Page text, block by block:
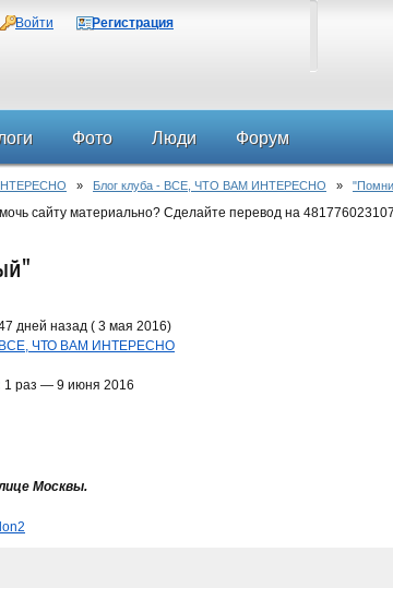
Войти Регистрация
Фото Люди Форум
» Блог клуба - ВСЕ, ЧТО ВАМ ИНТЕРЕСНО »
сайту материально? Сделайте перевод на
дней назад ( 3 мая 2016)
ВСЕ, ЧТО ВАМ ИНТЕРЕСНО
1 раз — 9 июня 2016
Москвы.